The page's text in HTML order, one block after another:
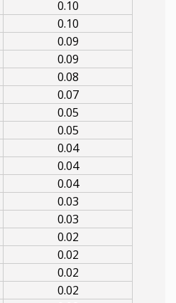
0.10
0.10
0.09
0.09
0.08
0.07
0.05
0.05
0.04
0.04
0.04
0.03
0.03
0.02
0.02
0.02
0.02